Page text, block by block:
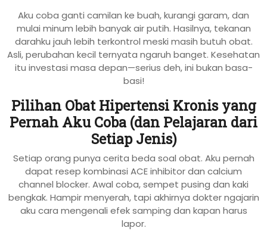
Aku coba ganti camilan ke buah, kurangi garam, dan
mulai minum lebih banyak air putih. Hasilnya, tekanan
darahku jauh lebih terkontrol meski masih butuh obat.
Asli, perubahan kecil ternyata ngaruh banget. Kesehatan
itu investasi masa depan—serius deh, ini bukan basa-
basi!
Pilihan Obat Hipertensi Kronis yang
Pernah Aku Coba (dan Pelajaran dari
Setiap Jenis)
Setiap orang punya cerita beda soal obat. Aku pernah
dapat resep kombinasi ACE inhibitor dan calcium
channel blocker. Awal coba, sempet pusing dan kaki
bengkak. Hampir menyerah, tapi akhirnya dokter ngajarin
aku cara mengenali efek samping dan kapan harus
lapor.